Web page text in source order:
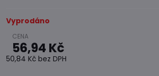
Vyprodáno
56,94 Kč
50,84 Kč bez DPH